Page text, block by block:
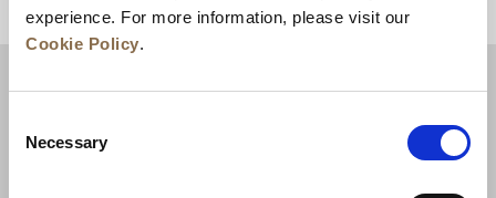
experience. For more information, please visit our
Cookie Policy.
Selection
Necessary